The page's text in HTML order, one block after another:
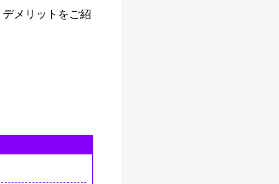
メリットをご紹